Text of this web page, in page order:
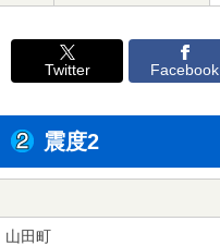
Twitter Facebook
震度2
山田町